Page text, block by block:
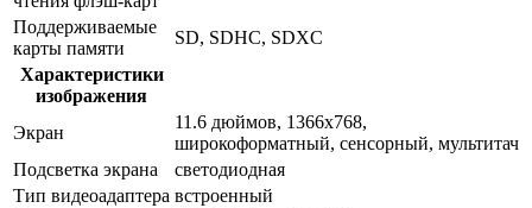
Поддерживаемые
карты памяти
SD, SDHC, SDXC
Характеристики
изображения
Экран
11.6 дюймов, 1366x768,
широкоформатный, сенсорный, мультитач
Подсветка экрана
светодиодная
Тип видеоадаптера встроенный